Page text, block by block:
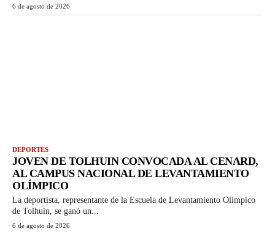
6 de agosto de 2026
DEPORTES
JOVEN DE TOLHUIN CONVOCADA AL CENARD,
AL CAMPUS NACIONAL DE LEVANTAMIENTO
OLÍMPICO
La deportista, representante de la Escuela de Levantamiento Olímpico
de Tolhuin, se ganó un...
6 de agosto de 2026